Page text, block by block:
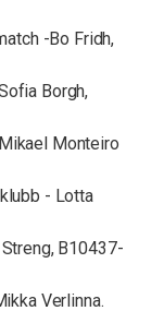
-Bo Fridh,
Borgh,
Monteiro
- Lotta
B10437-
Verlinna.